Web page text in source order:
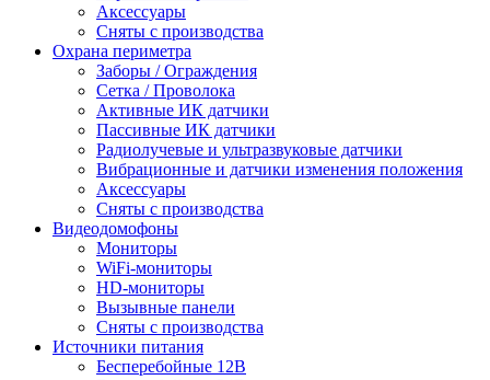
Аксессуары
Сняты с производства
Охрана периметра
Заборы / Ограждения
Сетка / Проволока
Активные ИК датчики
Пассивные ИК датчики
Радиолучевые и ультразвуковые датчики
Вибрационные и датчики изменения положения
Аксессуары
Сняты с производства
Видеодомофоны
Мониторы
WiFi-мониторы
HD-мониторы
Вызывные панели
Сняты с производства
Источники питания
Бесперебойные 12В